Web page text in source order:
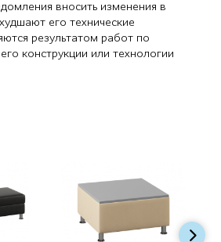
вносить изменения в
его технические
результатом работ по
конструкции или технологии